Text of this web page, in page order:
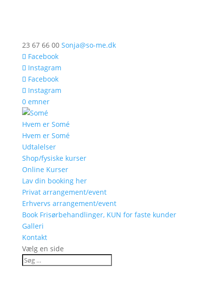
23 67 66 00 Sonja@so-me.dk
Facebook
Instagram
Facebook
Instagram
0 emner
Hvem er Somé
Hvem er Somé
Udtalelser
Shop/fysiske kurser
Online Kurser
Lav din booking her
Privat arrangement/event
Erhvervs arrangement/event
Book Frisørbehandlinger, KUN for faste kunder
Galleri
Kontakt
Vælg en side